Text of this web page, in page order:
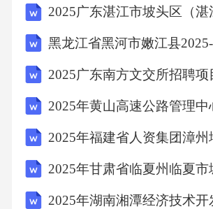
甲方名义与第三方签订合同或协议
害甲方利益的行为，乙方应承担
成的全部损失，并按照合同金额
支付违约金。若乙方未按照本合同
责妥善处理，并承担因此给甲方
如乙方拒绝处理或处理不当，甲
的代理费中扣除相应的费用用于处